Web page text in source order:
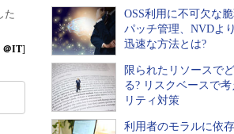
Expert
Linux ＆ OSS
Master of IP Network
Security & Trust
た
＠IT]
OSS利用に不可欠な
パッチ管理、NVDよ
迅速な方法とは?
限られたリソースで
る? リスクベースで
リティ対策
利用者のモラルに依